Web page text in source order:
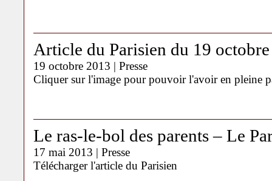
Article du Parisien du 19
19 octobre 2013 | Presse
Cliquer sur l'image pour pouvoir l'avoir en pleine
Le ras-le-bol des parents – Le
17 mai 2013 | Presse
Télécharger l'article du Parisien